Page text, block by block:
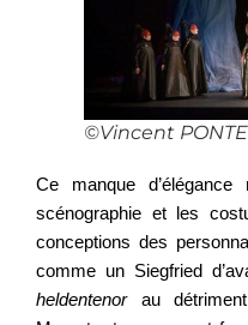
©Vincent
Ce manque
scénographie et les
conceptions des
comme un Siegfried
heldentenorau détriment